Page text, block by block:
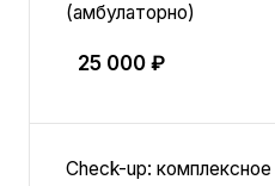
(амбулаторно)
25 000 ₽
Check-up: